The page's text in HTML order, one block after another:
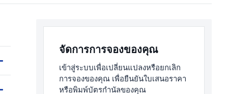
จัดการการจองของคุณ
เข้าสู่ระบบเพื่อเปลี่ยนแปลงหรือยกเลิก
การจองของคุณ เพื่อยืนยันใบเสนอราคา
หรือพิมพ์บัตรกำนัลของคุณ